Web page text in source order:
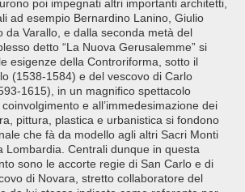
poi impegnati altri importanti architetti,
ad esempio Bernardino Lanino, Giulio
da Varallo, e dalla seconda metà del
detto “La Nuova Gerusalemme” si
esigenze della Controriforma, sotto il
(1538-1584) e del vescovo di Carlo
1615), in un magnifico spettacolo
e all’immedesimazione dei
pittura, plastica e urbanistica si fondono
che fà da modello agli altri Sacri Monti
Lombardia. Centrali dunque in questa
sono le accorte regie di San Carlo e di
di Novara, stretto collaboratore del